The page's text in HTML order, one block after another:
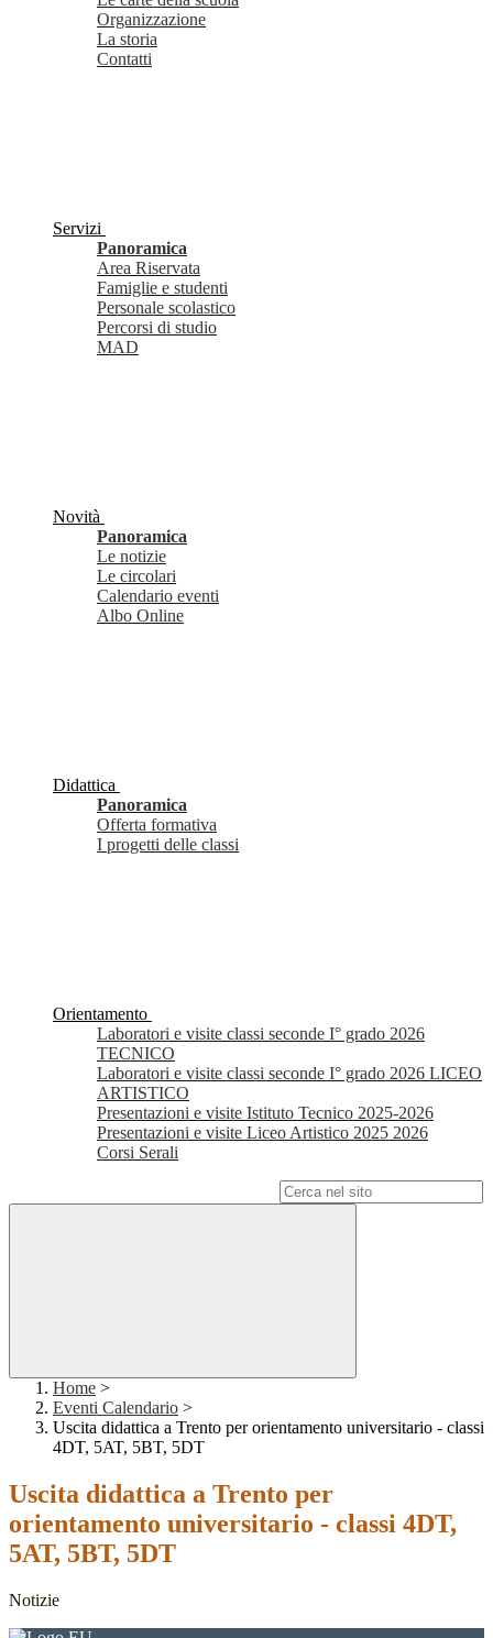
Organizzazione
La storia
Contatti
Servizi
Panoramica
Area Riservata
Famiglie e studenti
Personale scolastico
Percorsi di studio
MAD
Novità
Panoramica
Le notizie
Le circolari
Calendario eventi
Albo Online
Didattica
Panoramica
Offerta formativa
I progetti delle classi
Orientamento
Laboratori e visite classi seconde I° grado 2026
TECNICO
Laboratori e visite classi seconde I° grado 2026 LICEO
ARTISTICO
Presentazioni e visite Istituto Tecnico 2025-2026
Presentazioni e visite Liceo Artistico 2025 2026
Corsi Serali
Home >
Eventi Calendario >
Uscita didattica a Trento per orientamento universitario - classi
4DT, 5AT, 5BT, 5DT
Uscita didattica a Trento per
orientamento universitario - classi 4DT,
5AT, 5BT, 5DT
Notizie